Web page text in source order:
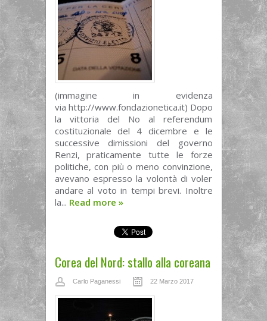
(immagine in evidenza
via http://www.fondazionetica.it) Dopo
la vittoria del No al referendum
costituzionale del 4 dicembre e le
successive dimissioni del governo
Renzi, praticamente tutte le forze
politiche, con più o meno convinzione,
avevano espresso la volontà di voler
andare al voto in tempi brevi. Inoltre
la... Read more »
Corea del Nord: stallo alla coreana
Carlo Paganessi 22 Marzo 2017